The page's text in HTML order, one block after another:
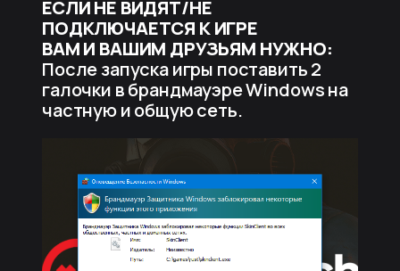
ЕСЛИ НЕ ВИДЯТ/НЕ
ПОДКЛЮЧАЕТСЯ К ИГРЕ
ВАМ И ВАШИМ ДРУЗЬЯМ НУЖНО:
После запуска игры поставить 2
галочки в брандмауэре Windows на
частную и общую сеть.